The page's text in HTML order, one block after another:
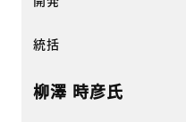
統括
柳澤 時彦氏